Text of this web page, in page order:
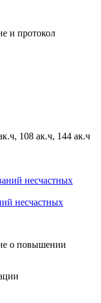
и протокол
108 ак.ч, 144 ак.ч
несчастных
о повышении